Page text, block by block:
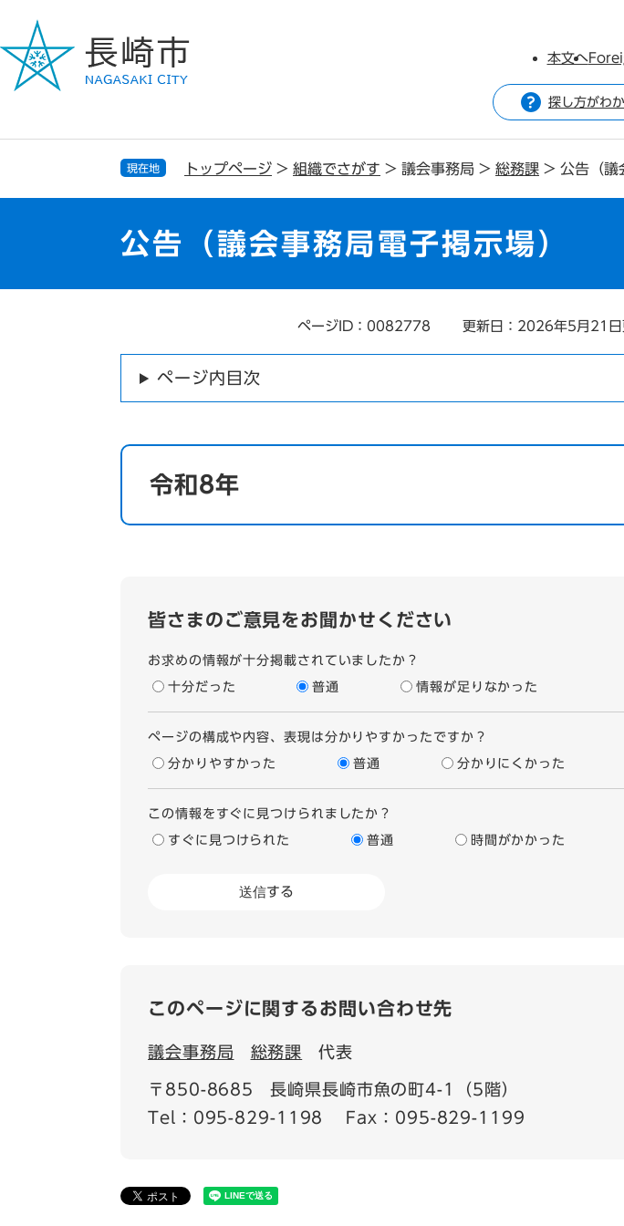
ジ
で
ュ
ば
本文へ
探し方がわ
現在地 トップページ > 組織でさがす > 議会事務局 > 総務課 > 公告（議
公告（議会事務局電子掲示場）
ページID：0082778 更新日：2026年5月21日
ページ内目次
令和8年
皆さまのご意見をお聞かせください
お求めの情報が十分掲載されていましたか？
十分だった 普通 情報が足りなかった
ページの構成や内容、表現は分かりやすかったですか？
分かりやすかった 普通 分かりにくかった
この情報をすぐに見つけられましたか？
すぐに見つけられた 普通 時間がかかった
このページに関するお問い合わせ先
議会事務局 総務課 代表
〒850-8685
長崎県長崎市魚の町4-1（5階）
Tel：095-829-1198
Fax：095-829-1199